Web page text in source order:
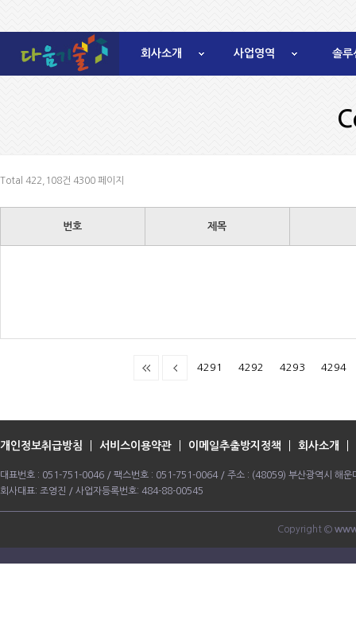
회사소개 사업영역 솔루
Total 422,108건 4300 페이지
번호 제목
4291 4292 4293 4294
개인정보취급방침 서비스이용약관 이메일추출방지정책 회사소개
대표번호 : 051-751-0046 / 팩스번호 : 051-751-0064 / 주소 : (48059) 부산광역시 해운
회사대표: 조영진 / 사업자등록번호: 484-88-00545
Copyright ©